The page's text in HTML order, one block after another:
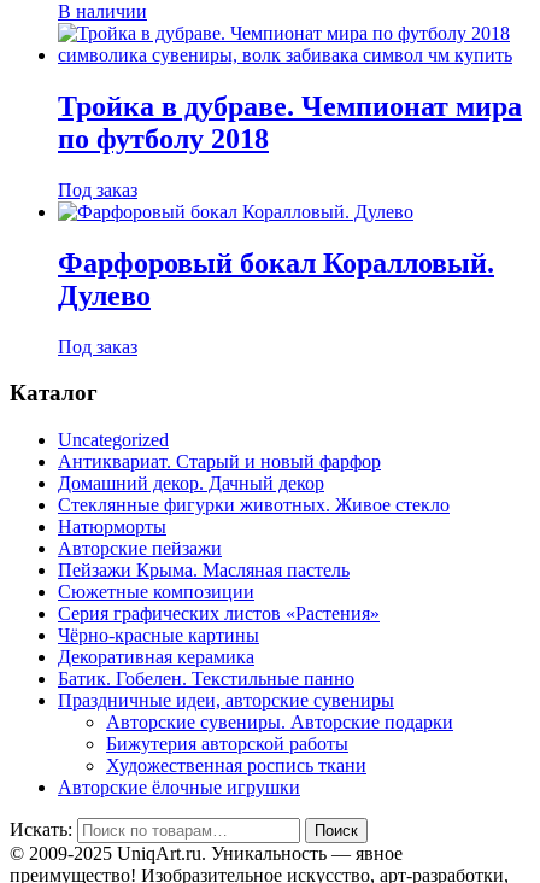
В наличии
Тройка в дубраве. Чемпионат мира
по футболу 2018
Под заказ
Фарфоровый бокал Коралловый.
Дулево
Под заказ
Каталог
Uncategorized
Антиквариат. Старый и новый фарфор
Домашний декор. Дачный декор
Стеклянные фигурки животных. Живое стекло
Натюрморты
Авторские пейзажи
Пейзажи Крыма. Масляная пастель
Сюжетные композиции
Серия графических листов «Растения»
Чёрно-красные картины
Декоративная керамика
Батик. Гобелен. Текстильные панно
Праздничные идеи, авторские сувениры
Авторские сувениры. Авторские подарки
Бижутерия авторской работы
Художественная роспись ткани
Авторские ёлочные игрушки
Искать: Поиск
© 2009-2025 UniqАrt.ru. Уникальность — явное
преимущество! Изобразительное искусство, арт-разработки,